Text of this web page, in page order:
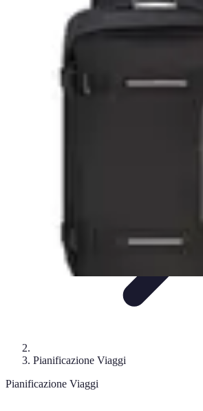
Pianificazione Viaggi
Sicurezza e Preparazione
Consigli di Viaggio
Viaggio Mio
Pianificazione Viaggi
Pianificazione Viaggi